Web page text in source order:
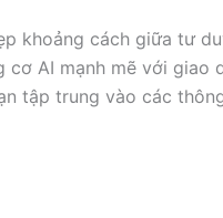
khoảng cách giữa tư
AI mạnh mẽ với giao
tập trung vào các